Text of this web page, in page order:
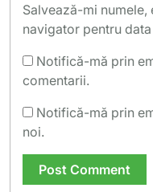
Salvează-mi
navigator pentru
Notifică-mă prin
comentarii.
Notifică-mă prin
noi.